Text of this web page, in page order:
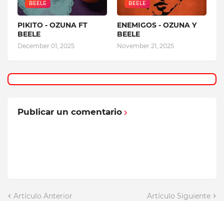
BEELE
PIKITO - OZUNA FT
BEELE
December 01, 2025
BEELE
ENEMIGOS - OZUNA Y
BEELE
November 21, 2025
Publicar un comentario
Artículo Anterior Artículo Siguiente